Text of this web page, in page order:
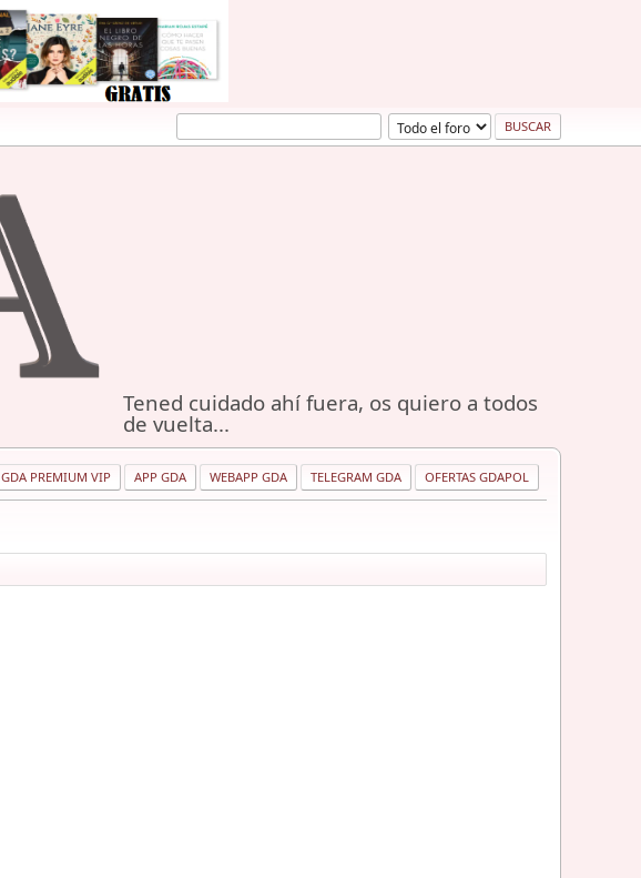
Tened cuidado ahí fuera, os quiero a todos
de vuelta...
GDA PREMIUM VIP APP GDA WEBAPP GDA TELEGRAM GDA OFERTAS GDAPOL